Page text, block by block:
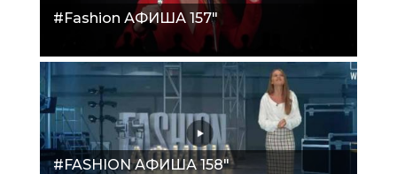
#Fashion АФИША 157"
#FASHION АФИША 158"